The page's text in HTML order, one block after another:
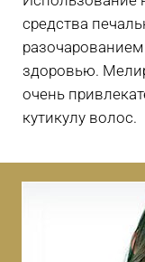
средства
здоровью.
очень
кутикулу волос.